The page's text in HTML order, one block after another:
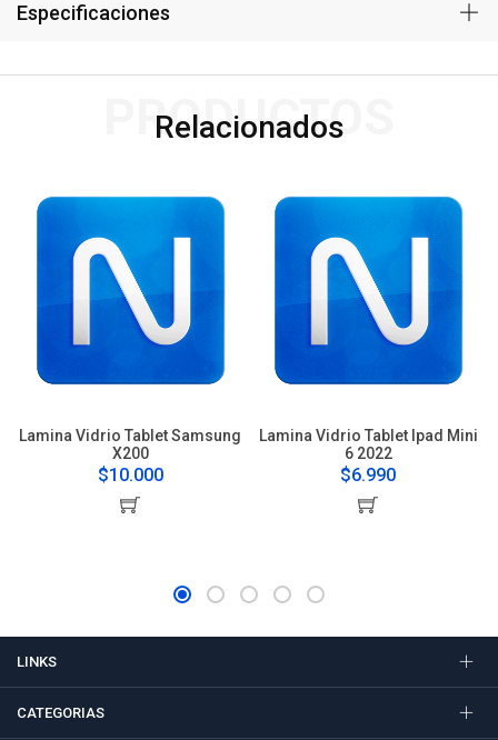
Especificaciones
Relacionados
PRODUCTOS
Lamina Vidrio Tablet Samsung
X200
$10.000
Lamina Vidrio Tablet Ipad Mini
6 2022
$6.990
LINKS
CATEGORIAS